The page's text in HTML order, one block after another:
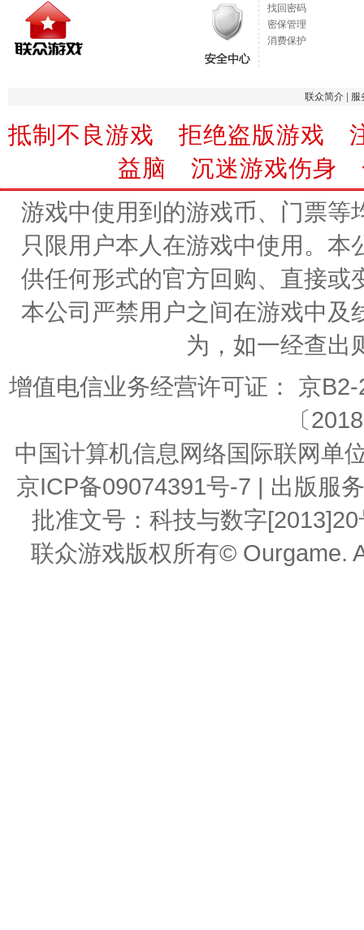
找回密码
密保管理
消费保护
联众简介| 服
抵制不良游戏 拒绝盗版游戏
益脑 沉迷游戏伤身
游戏中使用到的游戏币、门票等
只限用户本人在游戏中使用。
供任何形式的官方回购、直接或
本公司严禁用户之间在游戏中及
为，如一经查出
增值电信业务经营许可证： 京
〔
中国计算机信息网络国际联网单
京ICP备09074391号-7 | 出版服
批准文号：科技与数字
联众游戏版权所有© Ourgame.